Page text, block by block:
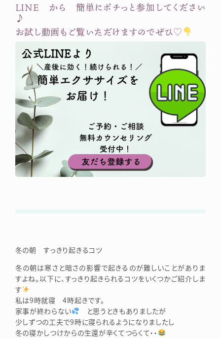
LINE から 簡単にポチっと参加してください
♪
お試し動画もご覧いただけますのでぜひ♡
冬の朝 すっきり起きるコツ
冬の朝は寒さと暗さの影響で起きるのが難しいことがありま
すよね。以下に、すっきり起きられるコツをいくつかご紹介しま
す
私は9時就寝 4時起きです。
家事が終わらない
と思うときもありましたが
少しずつの工夫で9時に寝られるようになりましたし
冬の寝かしつけからの生還が辛くてつらくて・・